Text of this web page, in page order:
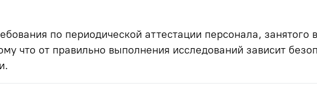
по периодической аттестации персонала, занятого
что от правильно выполнения исследований зависит